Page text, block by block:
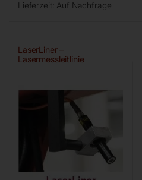
Lieferzeit: Auf Nachfrage
LaserLiner –
Lasermessleitlinie